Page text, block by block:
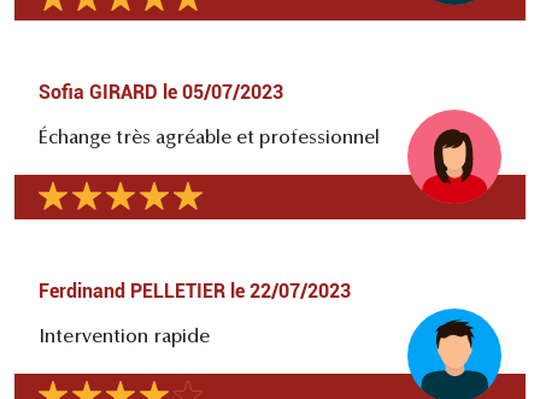
Sofia GIRARD le 05/07/2023
Échange très agréable et professionnel
Ferdinand PELLETIER le 22/07/2023
Intervention rapide